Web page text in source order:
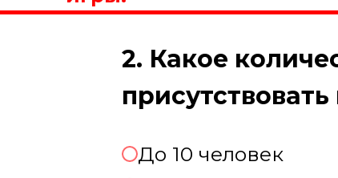
До 10 человек
2. Какое